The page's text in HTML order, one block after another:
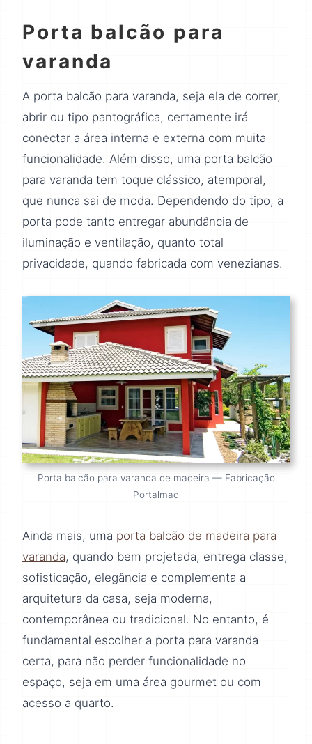
Porta balcão para
varanda
A porta balcão para varanda, seja ela de correr,
abrir ou tipo pantográfica, certamente irá
conectar a área interna e externa com muita
funcionalidade. Além disso, uma porta balcão
para varanda tem toque clássico, atemporal,
que nunca sai de moda. Dependendo do tipo, a
porta pode tanto entregar abundância de
iluminação e ventilação, quanto total
privacidade, quando fabricada com venezianas.
Porta balcão para varanda de madeira — Fabricação
Portalmad
Ainda mais, uma porta balcão de madeira para
varanda, quando bem projetada, entrega classe,
sofisticação, elegância e complementa a
arquitetura da casa, seja moderna,
contemporânea ou tradicional. No entanto, é
fundamental escolher a porta para varanda
certa, para não perder funcionalidade no
espaço, seja em uma área gourmet ou com
acesso a quarto.